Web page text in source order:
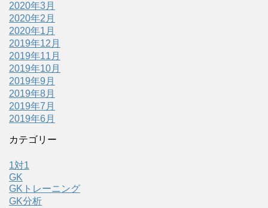
2020年3月
2020年2月
2020年1月
2019年12月
2019年11月
2019年10月
2019年9月
2019年8月
2019年7月
2019年6月
カテゴリー
1対1
GK
GKトレーニング
GK分析